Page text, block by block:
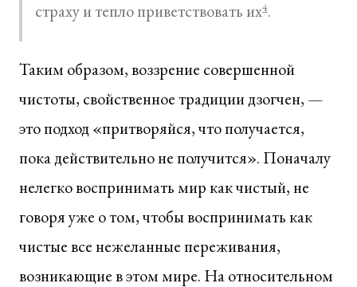
страху и тепло приветствовать их4.
Таким образом, воззрение совершенной
чистоты, свойственное традиции дзогчен, —
это подход «притворяйся, что получается,
пока действительно не получится». Поначалу
нелегко воспринимать мир как чистый, не
говоря уже о том, чтобы воспринимать как
чистые все нежеланные переживания,
возникающие в этом мире. На относительном